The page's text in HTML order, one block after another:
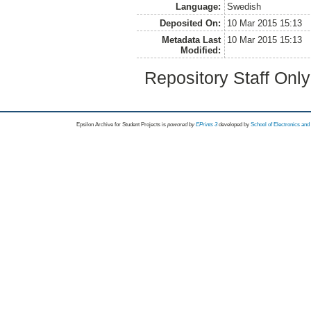
Language:
Swedish
Deposited On:
10 Mar 2015 15:13
Metadata Last
Modified:
10 Mar 2015 15:13
Repository Staff
Epsilon Archive for Student Projects is powored byEPrints 3 developed by School of Electronics